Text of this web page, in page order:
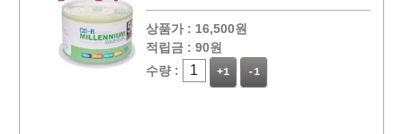
상품가 : 16,500원
적립금 : 90원
수량 :
+1 -1